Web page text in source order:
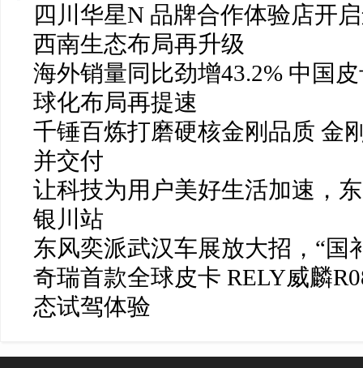
四川华星N 品牌合作体验店开
西南生态布局再升级
海外销量同比劲增43.2% 中国
球化布局再提速
千锤百炼打磨硬核金刚品质 金
并交付
让科技为用户美好生活加速，
银川站
东风奕派武汉车展放大招，“国
奇瑞首款全球皮卡 RELY威麟
态试驾体验